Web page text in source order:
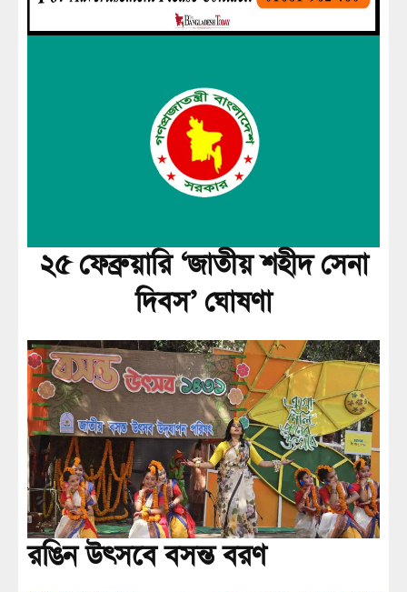
২৫ ফেব্রুয়ারি ‘জাতীয় শহীদ সেনা
দিবস’ ঘোষণা
রঙিন উৎসবে বসন্ত বরণ